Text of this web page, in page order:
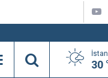
30